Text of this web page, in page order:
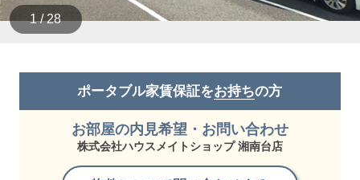
1 / 28
ポータブル家賃保証をお持ちの方
お部屋の内見希望・お問い合わせ
株式会社ハウスメイトショップ 湘南台店